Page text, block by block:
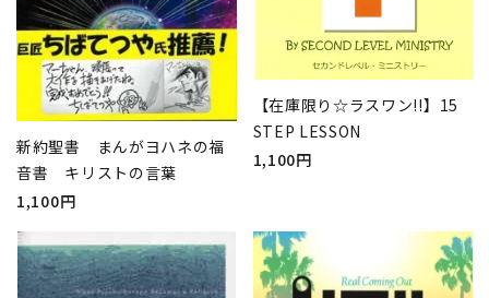
新約聖書 まんがヨハネの福
音書 キリストの言葉
1,100円
【在庫限り☆ラスワン!!】15
STEP LESSON
1,100円